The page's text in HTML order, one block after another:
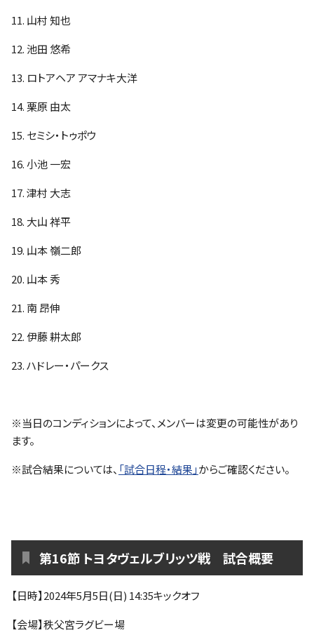
11. 山村 知也
12. 池田 悠希
13. ロトアヘア アマナキ大洋
14. 栗原 由太
15. セミシ・トゥポウ
16. 小池 一宏
17. 津村 大志
18. 大山 祥平
19. 山本 嶺二郎
20. 山本 秀
21. 南 昂伸
22. 伊藤 耕太郎
23. ハドレー・パークス
※当日のコンディションによって、メンバーは変更の可能性があり
ます。
※試合結果については、 「試合日程・結果」からご確認ください。
第16節 トヨタヴェルブリッツ戦 試合概要
【日時】2024年5月5日(日) 14:35キックオフ
【会場】秩父宮ラグビー場